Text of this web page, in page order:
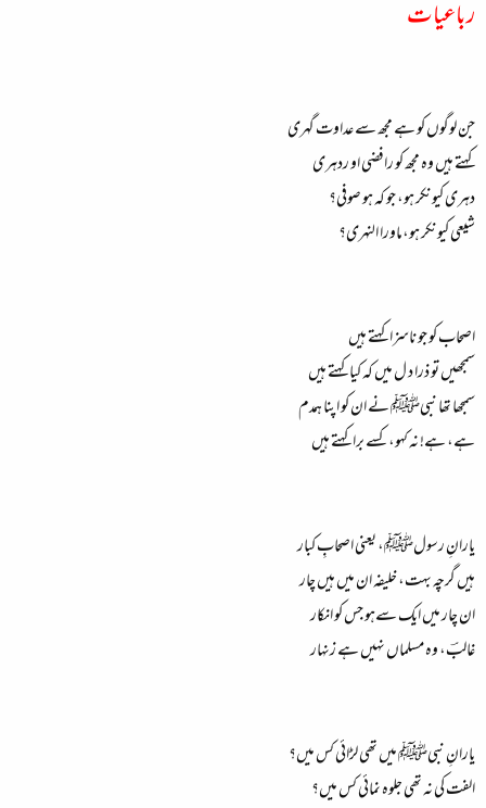
رباعیات
جن لوگوں کو ہے مجھ سے عداوت گہری
کہتے ہیں وہ مجھ کو رافضی او ردہری
دہری کیونکر ہو، جو کہ ہو صوفی؟
شیعی کیونکر ہو،ماورا النہری؟
اصحاب کو جو ناسزا کہتے ہیں
سمجھیں تو ذرا د ل میں کہ کیا کہتے ہیں
سمجھا تھا نبیﷺ نے ان کو اپنا ہمدم
ہے، ہے! نہ کہو، کسے برا کہتے ہیں
یارانِ رسولﷺ، یعنی اصحابِ کبار
ہیں گرچہ بہت، خلیفہ ان میں ہیں چار
ان چار میں ایک سےہو جس کو انکار
غالبؔ، وہ مسلماں نہیں ہے زنہار
یارانِ نبیﷺ میں تھی لڑائی کس میں؟
الفت کی نہ تھی جلوہ نمائی کس میں؟